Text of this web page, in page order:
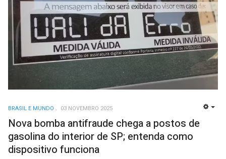
BRASIL E MUNDO 03 NOVEMBRO 2025
Nova bomba antifraude chega a postos de
gasolina do interior de SP; entenda como
dispositivo funciona